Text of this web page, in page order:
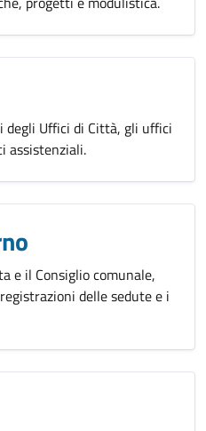
Uffici di Città, gli uffici
assistenziali.
e il Consiglio comunale,
delle sedute e i